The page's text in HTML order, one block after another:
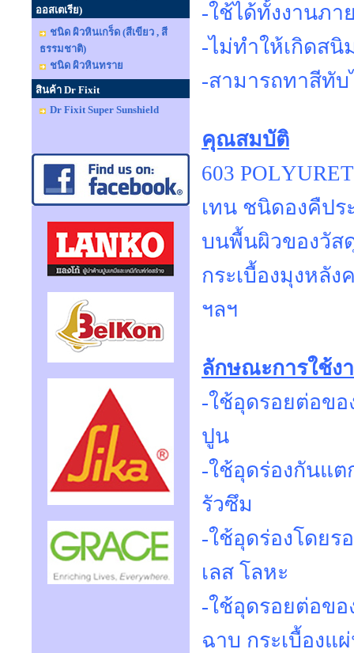
ออสเตเรีย)
ชนิด ผิวหินเกร็ด (สีเขียว , สี
ธรรมชาติ)
ชนิด ผิวหินทราย
สินค้า Dr Fixit
Dr Fixit Super Sunshield
-ใช้ได้ทั้งงานภ
-ไม่ทำให้เกิดสนิ
-สามารถทาสีทับ
คุณสมบัติ
603
เทน ชนิดองคืปร
บนพื้นผิวของวัส
กระเบื้องมุงหลัง
ฯลฯ
ลักษณะการใช้ง
-ใช้อุดรอยต่อข
ปูน
-ใช้อุดร่องกันแต
รัวซึม
-ใช้อุดร่องโดยร
เลส โลหะ
-ใช้อุดรอยต่อข
ฉาบ กระเบื้องแ